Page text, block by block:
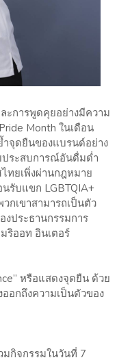
ะการพูดคุยอย่างมีความ
Month ในเดือน
จุดยืนของแบรนด์อย่าง
ประสบการณ์อันดื่มด่ำ
ทยเพิ่งผ่านกฎหมาย
รับแขก LGBTQIA+
กเขาสามารถเป็นตัว
งประธานกรรมการ
ริออท อินเตอร์
หรือแสดงจุดยืน ด้วย
อกถึงความเป็นตัวของ
มกิจกรรมในวันที่ 7